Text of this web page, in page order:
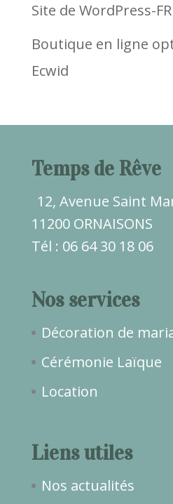
Site de WordPress-FR
Boutique en ligne
Ecwid
Temps de Rêve
12, Avenue Saint
11200 ORNAISONS
Tél : 06 64 30 18 06
Nos services
Décoration de
Cérémonie Laïque
Location
Liens utiles
Nos actualités